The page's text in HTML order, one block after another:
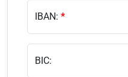
IBAN: *
BIC: